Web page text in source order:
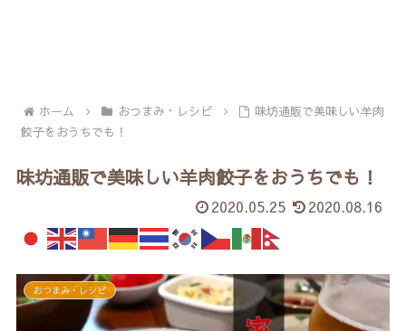
ホーム おつまみ・レシピ
味坊通販で美味しい羊肉
餃子をおうちでも！
味坊通販で美味しい羊肉餃子をおうちでも！
2020.05.25 2020.08.16
おつまみ・レシピ